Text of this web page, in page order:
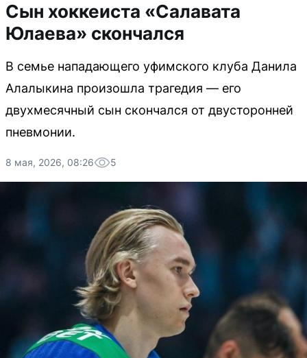
Сын хоккеиста «Салавата
Юлаева» скончался
В семье нападающего уфимского клуба Данила
Алалыкина произошла трагедия — его
двухмесячный сын скончался от двусторонней
пневмонии.
8 мая, 2026, 08:26 5